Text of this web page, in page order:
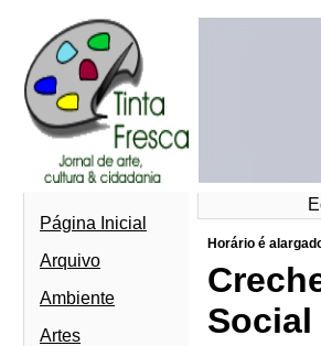
Página Inicial
Arquivo
Ambiente
Artes
Horário é